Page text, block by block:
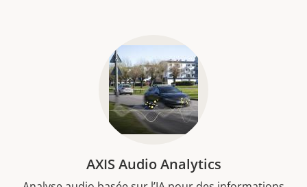
AXIS Audio Analytics